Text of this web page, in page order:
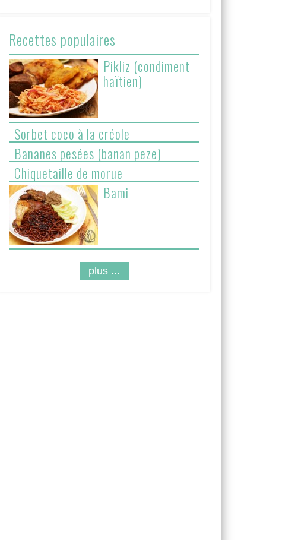
Recettes populaires
Pikliz (condiment
haïtien)
Sorbet coco à la créole
Bananes pesées (banan peze)
Chiquetaille de morue
Bami
plus ...